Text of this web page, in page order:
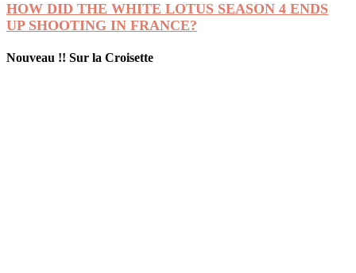
HOW DID THE WHITE LOTUS SEASON 4 ENDS
UP SHOOTING IN FRANCE?
Nouveau !! Sur la Croisette